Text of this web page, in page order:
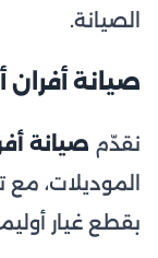
الصيانة.
صيانة أفران
نقدّم صيانة
الموديلات،
بقطع غيار